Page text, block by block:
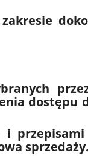
dostępu
i